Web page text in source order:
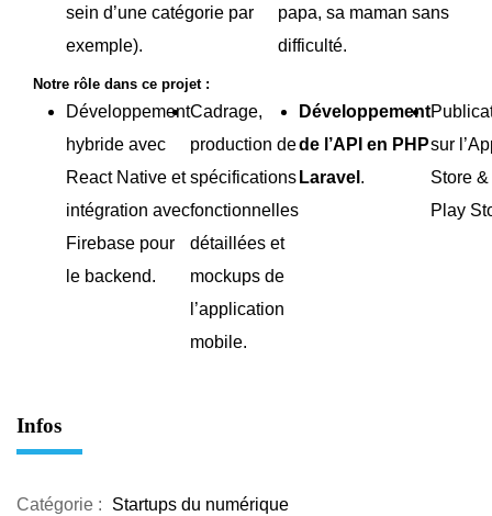
sein d’une catégorie par
exemple).
papa, sa maman sans
difficulté.
Notre rôle dans ce projet :
Développement
hybride avec
React Native et
intégration avec
Firebase pour
le backend.
Cadrage,
production de
spécifications
fonctionnelles
détaillées et
mockups de
l’application
mobile.
Développement
de l’API en PHP
Laravel .
sur
Store
Play
Infos
Catégorie :
Startups du numérique